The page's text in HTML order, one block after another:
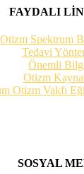
FAYDALI
Otizm Spektrum
Tedavi
Önemli
Otizm
Otizm Vakfı
SOSYAL